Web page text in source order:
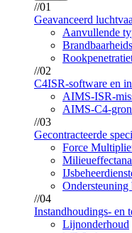
//01
Geavanceerd
Aanvullende
//02
C4ISR-software en
AIMS-ISR-
AIMS-C4-
//03
Gecontracteerde
Force
Ondersteuning
//04
Instandhoudings- en
Lijnonderhoud